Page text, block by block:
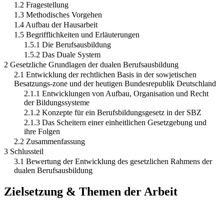
1.2 Fragestellung
1.3 Methodisches Vorgehen
1.4 Aufbau der Hausarbeit
1.5 Begrifflichkeiten und Erläuterungen
1.5.1 Die Berufsausbildung
1.5.2 Das Duale System
2 Gesetzliche Grundlagen der dualen Berufsausbildung
2.1 Entwicklung der rechtlichen Basis in der sowjetischen
Besatzungs-zone und der heutigen Bundesrepublik Deutschland
2.1.1 Entwicklungen von Aufbau, Organisation und Recht
der Bildungssysteme
2.1.2 Konzepte für ein Berufsbildungsgesetz in der SBZ
2.1.3 Das Scheitern einer einheitlichen Gesetzgebung und
ihre Folgen
2.2 Zusammenfassung
3 Schlussteil
3.1 Bewertung der Entwicklung des gesetzlichen Rahmens der
dualen Berufsausbildung
Zielsetzung & Themen der Arbeit